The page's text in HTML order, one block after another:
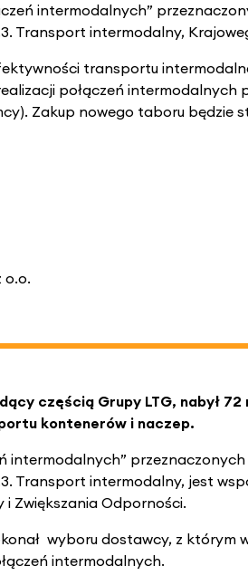
intermodalnych”
Transport intermodalny,
transportu
połączeń intermodalnych
Zakup nowego taboru będzie
o.o.
częścią Grupy LTG, nabył
kontenerów i naczep.
intermodalnych”
Transport intermodalny, jest
Zwiększania Odporności.
wyboru dostawcy, z którym
intermodalnych.